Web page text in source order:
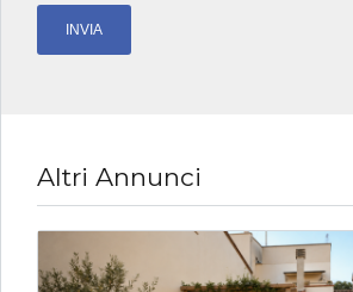
Altri Annunci